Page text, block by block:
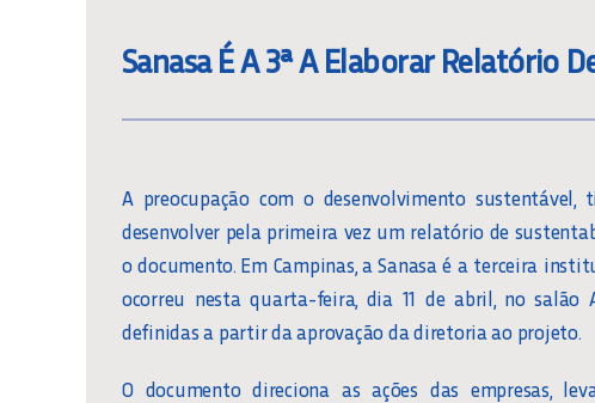
Sanasa É A 3ª A Elaborar Relatório
A preocupação com o desenvolvimento
desenvolver pela primeira vez um relatório de
o documento. Em Campinas, a Sanasa é a terceira
ocorreu nesta quarta-feira, dia 11 de abril, no salão
definidas a partir da aprovação da diretoria ao projeto.
O documento direciona as ações das empresas,